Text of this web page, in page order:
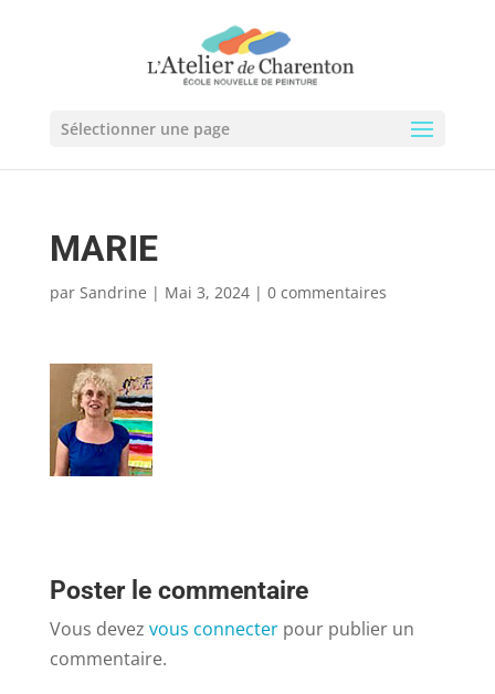
Sélectionner une page
MARIE
par Sandrine | Mai 3, 2024| 0 commentaires
Poster le commentaire
Vous devez vous connecterpour publier un
commentaire.